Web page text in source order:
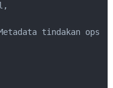
tindakan